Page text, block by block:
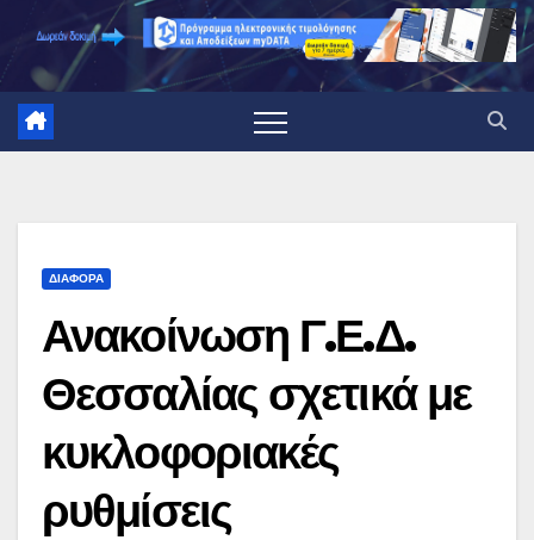
ΔΙΆΦΟΡΑ
Ανακοίνωση Γ.Ε.Δ.
Θεσσαλίας σχετικά με
κυκλοφοριακές
ρυθμίσεις